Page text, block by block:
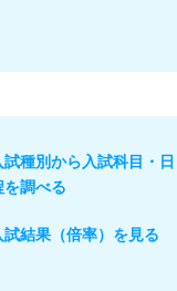
試種別から入試科目・日
を調べる
試結果（倍率）を見る